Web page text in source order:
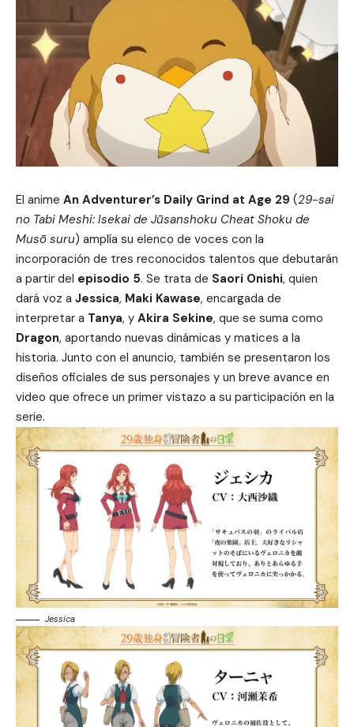
El anime An Adventurer’s Daily Grind at Age 29 (29-sai
no Tabi Meshi: Isekai de Jūsanshoku Cheat Shoku de
Musō suru) amplía su elenco de voces con la
incorporación de tres reconocidos talentos que debutarán
a partir del episodio 5. Se trata de Saori Onishi, quien
dará voz a Jessica, Maki Kawase, encargada de
interpretar a Tanya, y Akira Sekine, que se suma como
Dragon, aportando nuevas dinámicas y matices a la
historia. Junto con el anuncio, también se presentaron los
diseños oficiales de sus personajes y un breve avance en
video que ofrece un primer vistazo a su participación en la
serie.
Jessica